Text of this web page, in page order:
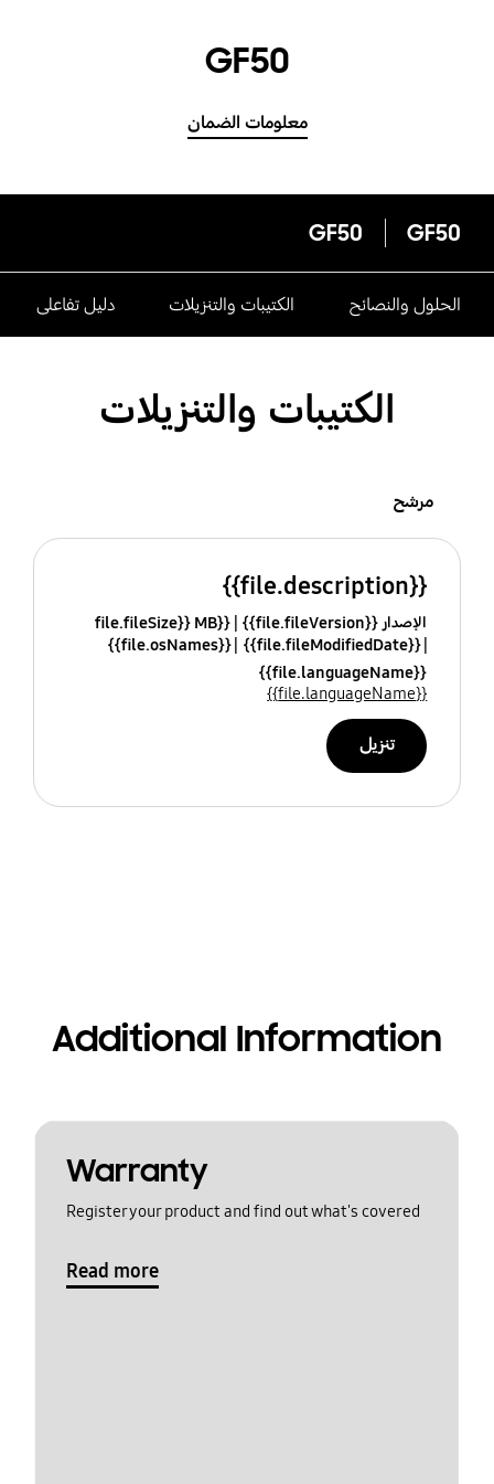
GF50
معلومات الضمان
GF50
GF50
الحلول والنصائح الكتيبات والتنزيلات دليل تفاعلى
الكتيبات والتنزيلات
مرشح
{{file.description}}
الإصدار {{file.fileVersion}}
{{file.fileSize}} MB
{{file.fileModifiedDate}}
{{file.osNames}}
{{file.languageName}}
{{file.languageName}}
تنزيل
Additional Information
Warranty
Register your product and find out what's covered
Read more